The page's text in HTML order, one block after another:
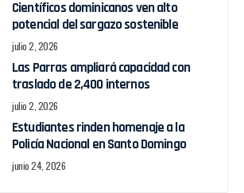
Científicos dominicanos ven alto
potencial del sargazo sostenible
julio 2, 2026
Las Parras ampliará capacidad con
traslado de 2,400 internos
julio 2, 2026
Estudiantes rinden homenaje a la
Policía Nacional en Santo Domingo
junio 24, 2026